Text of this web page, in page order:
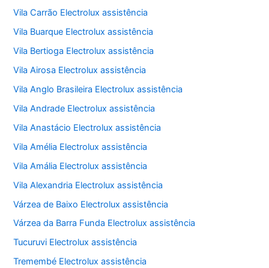
Vila Carrão Electrolux assistência
Vila Buarque Electrolux assistência
Vila Bertioga Electrolux assistência
Vila Airosa Electrolux assistência
Vila Anglo Brasileira Electrolux assistência
Vila Andrade Electrolux assistência
Vila Anastácio Electrolux assistência
Vila Amélia Electrolux assistência
Vila Amália Electrolux assistência
Vila Alexandria Electrolux assistência
Várzea de Baixo Electrolux assistência
Várzea da Barra Funda Electrolux assistência
Tucuruvi Electrolux assistência
Tremembé Electrolux assistência